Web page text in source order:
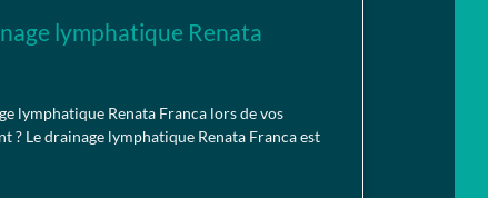
lymphatique Renata
lymphatique Renata Franca lors de vos
? Le drainage lymphatique Renata Franca est